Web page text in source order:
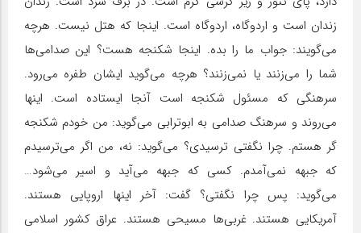
زندان است و اردوگاه، اردوگاه است. اینجا که هتل نیست. هرچه
می‌گویند: جواب ما را بده. اینجا شکنجه هست؟ این صدامی‌ها
شما را می‌زنند یا نمی‌زنند؟ هرچه می‌گوید ایشان طفره می‌رود.
سرهنگی که مسئول شکنجه است آنجا ایستاده است. اینها
می‌روند و سرهنگ صدامی به ابوترابی می‌گوید: من خودم شکنجه
گر هستم. چرا نگفتی ترسیدی؟ می‌گوید: نه، من اگر می‌ترسیدم
که جبهه نمی‌آمدم. کسی که جبهه می‌آید و اسیر می‌شود…
می‌گوید: پس چرا نگفتی؟ گفت: آخر اینها اروپایی هستند.
آمریکایی هستند. غربی‌ها مسیحی‌ هستند. عراق کشور اسلامی